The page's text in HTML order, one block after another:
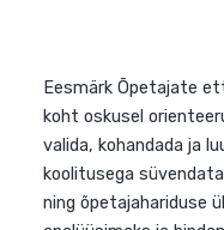
olemusest ja
oskab neid